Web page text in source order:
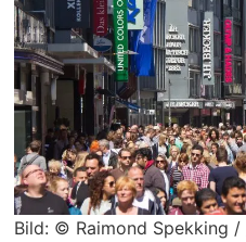
Bild: © Raimond Spekking /